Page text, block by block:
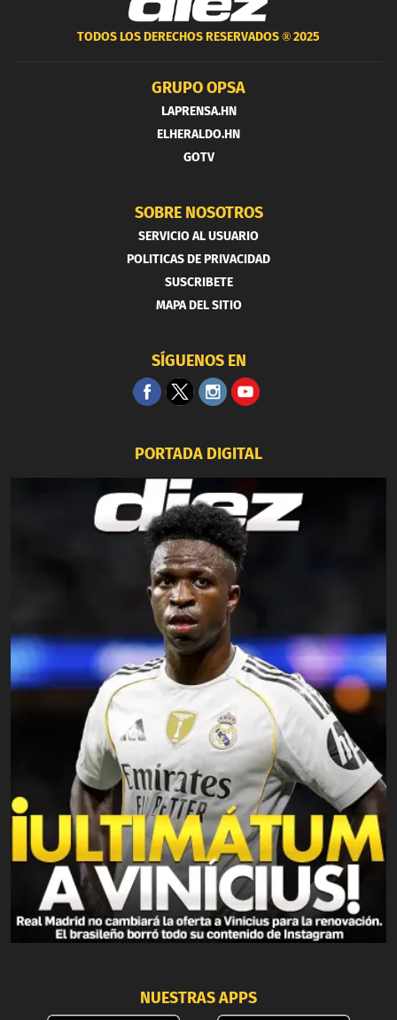
TODOS LOS DERECHOS RESERVADOS ®2025
GRUPO OPSA
LAPRENSA.HN
ELHERALDO.HN
GOTV
SOBRE NOSOTROS
SERVICIO AL USUARIO
POLITICAS DE PRIVACIDAD
SUSCRIBETE
MAPA DEL SITIO
SÍGUENOS EN
PORTADA DIGITAL
NUESTRAS APPS